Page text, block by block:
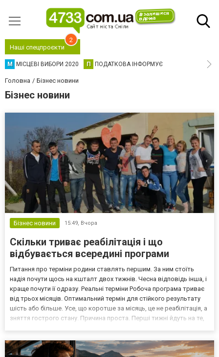
Наші спецпроєкти
2
М МІСЦЕВІ ВИБОРИ 2020 П ПОДАТКОВА ІНФОРМУЄ
Головна Бізнес новини
Бізнес новини
Бізнес новини 15:49, Вчора
Скільки триває реабілітація і що
відбувається всередині програми
Питання про терміни родини ставлять першим. За ним стоїть
надія почути щось на кшталт двох тижнів. Чесна відповідь інша, і
краще почути її одразу. Реальні терміни Робоча програма триває
від трьох місяців. Оптимальний термін для стійкого результату
шість або більше. Усе, що коротше за місяць, це не реабілітація, а
зняття гострого стану. Причина проста. Перші тижні йдуть на те,